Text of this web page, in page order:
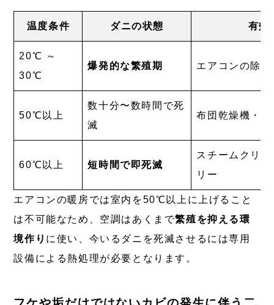
温度条件 ダニの状態 有効
20℃ ～
30℃
爆発的な繁殖期 エアコンの除
50℃以上
数十分〜数時間で死
滅
布団乾燥機・
60℃以上 短時間で即死滅
スチームクリ
リー
エアコンの暖房では室内を50℃以上に上げること
は不可能なため、空調はあくまで繁殖を抑える環
境作り に使い、今いるダニを死滅させるには専用
設備による熱処理が必要となります。